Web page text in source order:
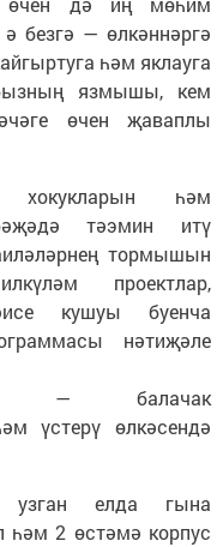
безгә — өлкәннәргә
һәм яклауга
язмышы, кем
өчен җаваплы
хокукларын һәм
тәэмин итү
тормышын
проектлар,
кушуы буенча
нәтиҗәле
— балачак
үстерү өлкәсендә
узган елда гына
һәм 2 өстәмә корпус